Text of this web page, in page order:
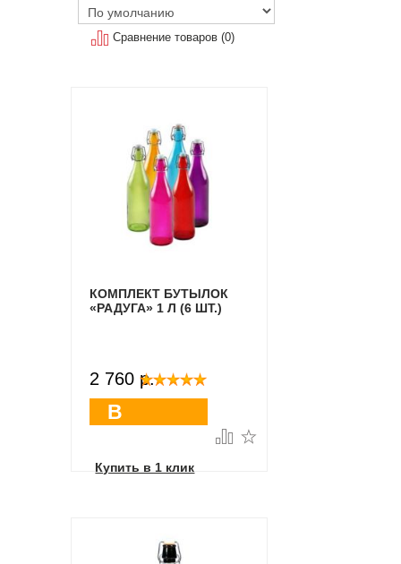
Сравнение товаров (0)
КОМПЛЕКТ БУТЫЛОК
«РАДУГА» 1 Л (6 ШТ.)
2 760 p.
В
Купить в 1 клик